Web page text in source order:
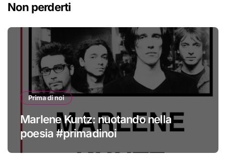
Non perderti
Prima di noi
Marlene Kuntz: nuotando nella
poesia #primadinoi